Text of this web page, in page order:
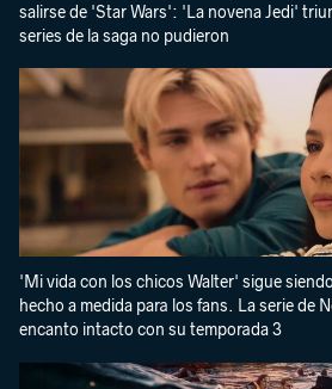
salirse de 'Star Wars': 'La novena Jedi'
series de la saga no pudieron
'Mi vida con los chicos Walter' sigue
hecho a medida para los fans. La serie de
encanto intacto con su temporada 3